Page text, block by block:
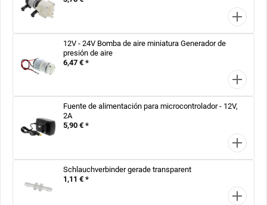
12V - 24V Bomba de aire miniatura Generador de
presión de aire
6,47 € *
Fuente de alimentación para microcontrolador - 12V,
2A
5,90 € *
Schlauchverbinder gerade transparent
1,11 € *